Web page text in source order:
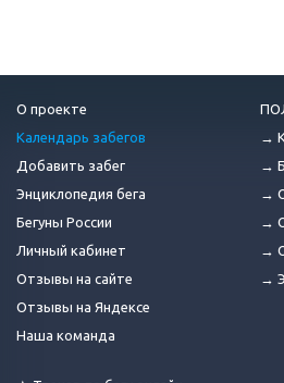
О проекте
Календарь забегов
Добавить забег
Энциклопедия бега
Бегуны России
Личный кабинет
Отзывы на сайте
Отзывы на Яндексе
Наша команда
→
→
→
→
→
→